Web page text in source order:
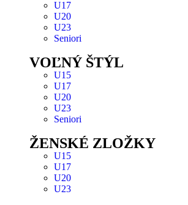
U17
U20
U23
Seniori
VOĽNÝ ŠTÝL
U15
U17
U20
U23
Seniori
ŽENSKÉ ZLOŽKY
U15
U17
U20
U23